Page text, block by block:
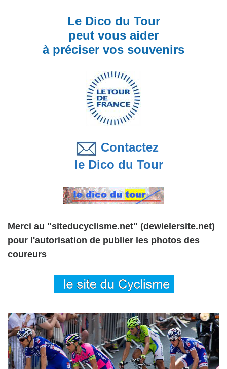
Le Dico du Tour
peut vous aider
à préciser vos souvenirs
Contactez
le Dico du Tour
Merci au "siteducyclisme.net" (dewielersite.net)
pour l'autorisation de publier les photos des
coureurs